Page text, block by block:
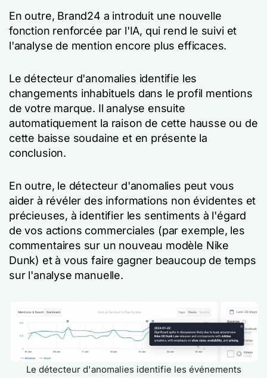
En outre, Brand24 a introduit une nouvelle
fonction renforcée par l'IA, qui rend le suivi et
l'analyse de mention encore plus efficaces.
Le détecteur d'anomalies identifie les
changements inhabituels dans le profil mentions
de votre marque. Il analyse ensuite
automatiquement la raison de cette hausse ou de
cette baisse soudaine et en présente la
conclusion.
En outre, le détecteur d'anomalies peut vous
aider à révéler des informations non évidentes et
précieuses, à identifier les sentiments à l'égard
de vos actions commerciales (par exemple, les
commentaires sur un nouveau modèle Nike
Dunk) et à vous faire gagner beaucoup de temps
sur l'analyse manuelle.
Le détecteur d'anomalies identifie les événements